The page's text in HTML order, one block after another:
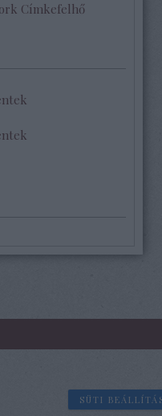
Címkefelhő
SÜTI